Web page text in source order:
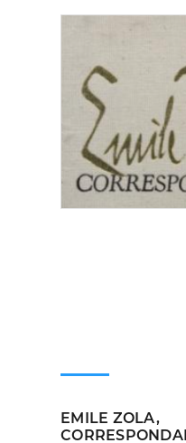
EMILE ZOLA,